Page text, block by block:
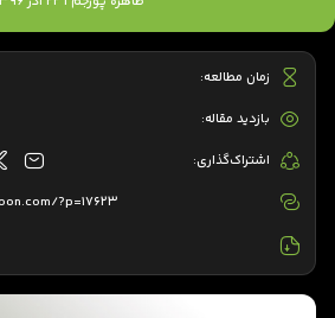
زمان مطالعه:
بازدید مقاله:
اشتراک‌گذاری:
?p=17623